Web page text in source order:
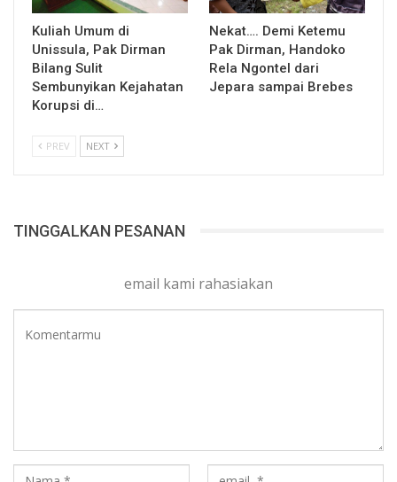
Kuliah Umum di
Unissula, Pak Dirman
Bilang Sulit
Sembunyikan Kejahatan
Korupsi di…
Nekat…. Demi Ketemu
Pak Dirman, Handoko
Rela Ngontel dari
Jepara sampai Brebes
PREV NEXT
TINGGALKAN PESANAN
email kami rahasiakan